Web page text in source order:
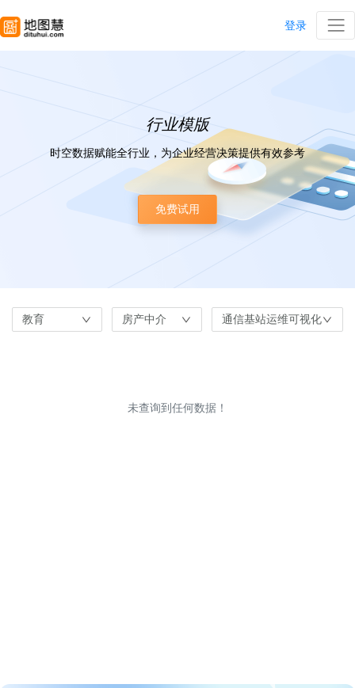
登录
行业模版
时空数据赋能全行业，为企业经营决策提供有效参考
免费试用
教育 房产中介 通信基站运维可视化
未查询到任何数据！